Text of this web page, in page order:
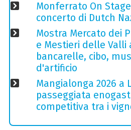
Monferrato On
concerto di Dutch
Mostra Mercato dei
e Mestieri delle Valli
bancarelle, cibo,
d'artificio
Mangialonga 2026 a
passeggiata
competitiva tra i